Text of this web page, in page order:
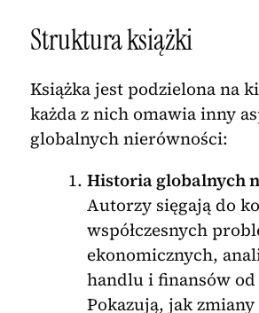
Struktura książki
Książka jest podzielona na
każda z nich omawia inny
globalnych nierówności:
Historia globalnych
Autorzy sięgają do
współczesnych
ekonomicznych,
handlu i finansów
Pokazują, jak zmiany